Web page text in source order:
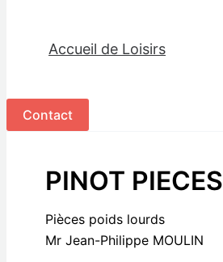
Accueil de Loisirs
Contact
PINOT PIECES
Pièces poids lourds
Mr Jean-Philippe MOULIN